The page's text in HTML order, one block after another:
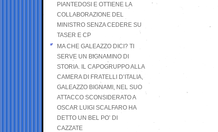
PIANTEDOSI E OTTIENE LA
COLLABORAZIONE DEL
MINISTRO SENZA CEDERE SU
TASER E CP
MA CHE GALEAZZO DICI? TI
SERVE UN BIGNAMINO DI
STORIA. IL CAPOGRUPPO ALLA
CAMERA DI FRATELLI D’ITALIA,
GALEAZZO BIGNAMI, NEL SUO
ATTACCO SCONSIDERATO A
OSCAR LUIGI SCALFARO HA
DETTO UN BEL PO’ DI
CAZZATE